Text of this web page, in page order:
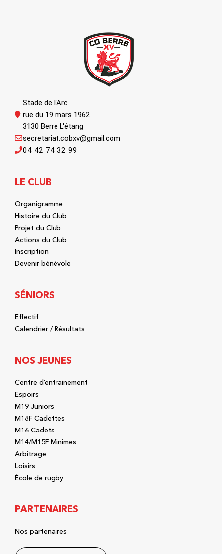
Stade de l'Arc
rue du 19 mars 1962
3130 Berre L'étang
04 42 74 32 99
secretariat.cobxv@gmail.com
LE CLUB
Organigramme
Histoire du Club
Projet du Club
Actions du Club
Inscription
Devenir bénévole
SÉNIORS
Effectif
Calendrier / Résultats
NOS JEUNES
Centre d’entrainement
Espoirs
M19 Juniors
M18F Cadettes
M16 Cadets
M14/M15F Minimes
Arbitrage
Loisirs
École de rugby
PARTENAIRES
Nos partenaires